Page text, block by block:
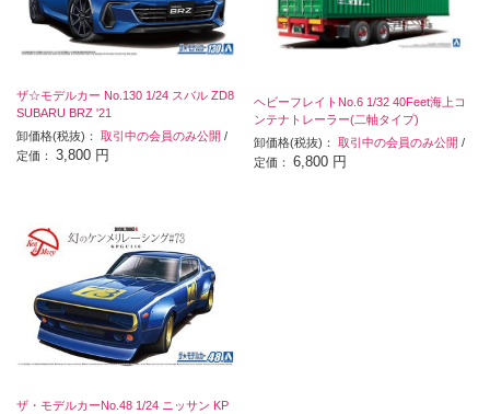
ザ☆モデルカー No.130 1/24 スバル ZD8
SUBARU BRZ '21
卸価格(税抜)： 取引中の会員のみ公開 /
定価： 3,800 円
ヘビーフレイトNo.6 1/32 40Feet海上コ
ンテナトレーラー(二軸タイプ)
卸価格(税抜)：取引中の会員のみ公開 /
定価：6,800 円
ザ・モデルカーNo.48 1/24 ニッサン KP